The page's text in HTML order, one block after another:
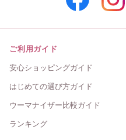
ご利用ガイド
安心ショッピングガイド
はじめての選び方ガイド
ウーマナイザー比較ガイド
ランキング